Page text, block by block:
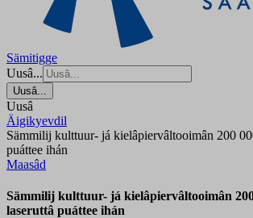
Sämitigge
Uusâ...
Uusâ...
Uusâ
Äigikyevdil
Sämmilij kulttuur- já kielâpiervâltooimân 200
puáttee ihán
Maasâd
Sämmilij kulttuur- já kielâpiervâltooimân
laseruttâ puáttee ihán